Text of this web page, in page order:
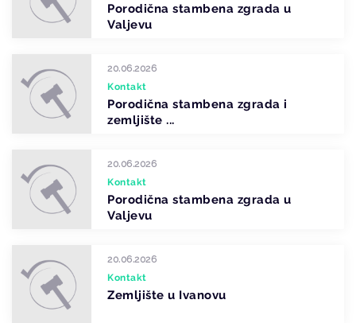
Porodična stambena zgrada u
Valjevu
20.06.2026
Kontakt
Porodična stambena zgrada i
zemljište ...
20.06.2026
Kontakt
Porodična stambena zgrada u
Valjevu
20.06.2026
Kontakt
Zemljište u Ivanovu